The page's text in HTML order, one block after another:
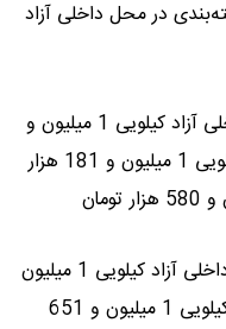
در محل داخلی آزاد
گردن گوسفندی بسته‌بندی در محل داخلی آزاد کیلویی 1 میلیون و
480 هزار تومان/ بسته‌بندی شرکتی کیلویی 1 میلیون و 181 هزار
ماهیچه گوسفندی بسته‌بندی در محل داخلی آزاد کیلویی 1 میلیون
و 730 هزار تومان/ بسته‌بندی شرکتی کیلویی 1 میلیون و 651